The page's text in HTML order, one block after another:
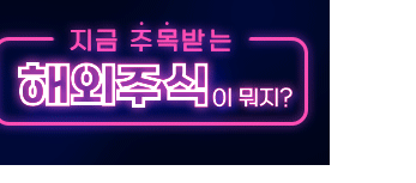
사망 23명
'